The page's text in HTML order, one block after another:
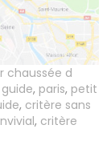
chaussée d
, paris, petit
, critère sans
, critère